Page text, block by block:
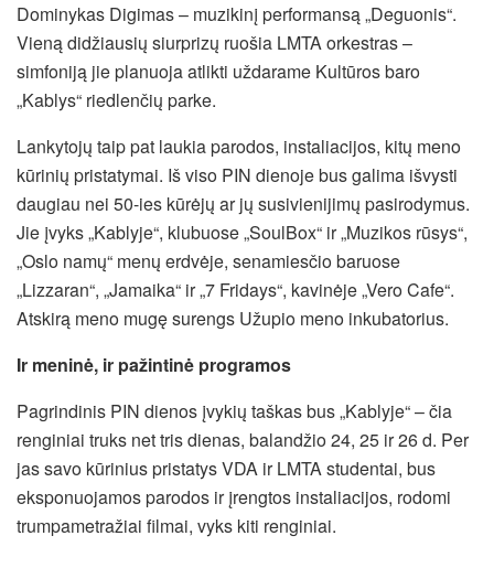
Dominykas Digimas – muzikinį performansą „Deguonis“.
Vieną didžiausių siurprizų ruošia LMTA orkestras –
simfoniją jie planuoja atlikti uždarame Kultūros baro
„Kablys“ riedlenčių parke.
Lankytojų taip pat laukia parodos, instaliacijos, kitų meno
kūrinių pristatymai. Iš viso PIN dienoje bus galima išvysti
daugiau nei 50-ies kūrėjų ar jų susivienijimų pasirodymus.
Jie įvyks „Kablyje“, klubuose „SoulBox“ ir „Muzikos rūsys“,
„Oslo namų“ menų erdvėje, senamiesčio baruose
„Lizzaran“, „Jamaika“ ir „7 Fridays“, kavinėje „Vero Cafe“.
Atskirą meno mugę surengs Užupio meno inkubatorius.
Ir meninė, ir pažintinė programos
Pagrindinis PIN dienos įvykių taškas bus „Kablyje“ – čia
renginiai truks net tris dienas, balandžio 24, 25 ir 26 d. Per
jas savo kūrinius pristatys VDA ir LMTA studentai, bus
eksponuojamos parodos ir įrengtos instaliacijos, rodomi
trumpametražiai filmai, vyks kiti renginiai.